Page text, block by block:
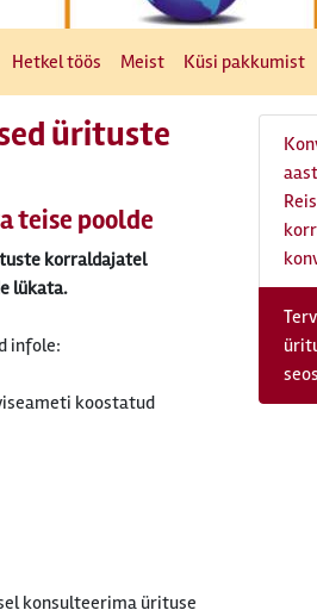
Hetkel töös Meist Küsi pakkumist
ürituste
teise poolde
korraldajatel
lükata.
infole:
koostatud
konsulteerima ürituse